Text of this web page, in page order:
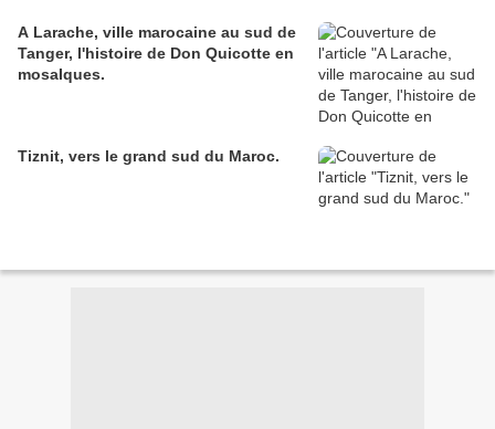
A Larache, ville marocaine au sud de
Tanger, l'histoire de Don Quicotte en
mosaIques.
Tiznit, vers le grand sud du Maroc.